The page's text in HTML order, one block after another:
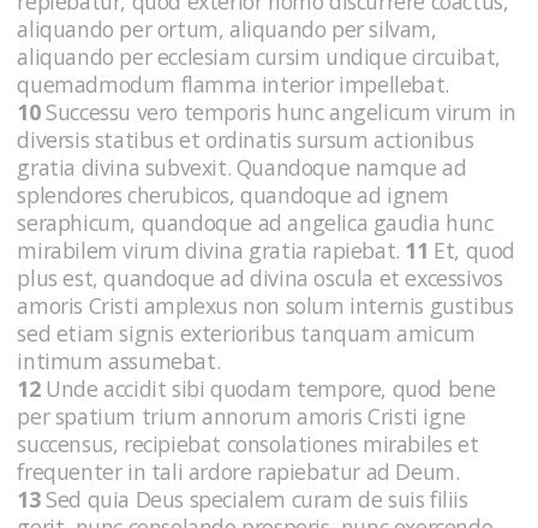
aliquando per ortum, aliquando per silvam,
aliquando per ecclesiam cursim undique circuibat,
quemadmodum flamma interior impellebat.
10Successu vero temporis hunc angelicum virum in
diversis statibus et ordinatis sursum actionibus
gratia divina subvexit. Quandoque namque ad
splendores cherubicos, quandoque ad ignem
seraphicum, quandoque ad angelica gaudia hunc
mirabilem virum divina gratia rapiebat. 11 Et, quod
plus est, quandoque ad divina oscula et excessivos
amoris Cristi amplexus non solum internis gustibus
sed etiam signis exterioribus tanquam amicum
intimum assumebat.
12Unde accidit sibi quodam tempore, quod bene
per spatium trium annorum amoris Cristi igne
succensus, recipiebat consolationes mirabiles et
frequenter in tali ardore rapiebatur ad Deum.
13Sed quia Deus specialem curam de suis filiis